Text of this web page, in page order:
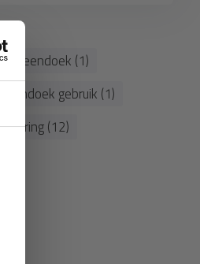
screendoek (1)
screendoek gebruik (1)
(12)